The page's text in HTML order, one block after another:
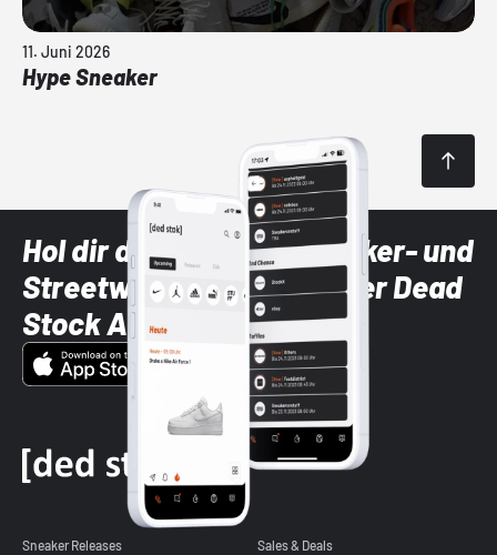
11. Juni 2026
Hype Sneaker
Hol dir die neuesten Sneaker- und
Streetwear-Brands mit der Dead
Stock App
Sneaker Releases Sales & Deals